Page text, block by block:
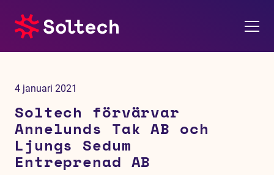
Tjänster
Referensprojekt
4 januari 2021
Soltech förvärvar
Annelunds Tak AB och
Ljungs Sedum
Entreprenad AB